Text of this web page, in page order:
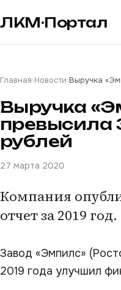
ЛКМ·Портал
Главная›Новости›Выручка
Выручка
превысила
рублей
27 марта 2020
Компания
отчет за 2019 год.
Завод «Эмпилс»
2019 года улучшил